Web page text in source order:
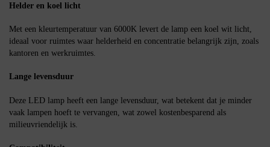
Helder en koel licht
Met een kleurtemperatuur van 6000K levert de lamp een koel wit licht,
ideaal voor ruimtes waar helderheid en concentratie belangrijk zijn, zoals
kantoren en werkruimtes.
Lange levensduur
Deze LED lamp heeft een lange levensduur, wat betekent dat je minder
vaak lampen hoeft te vervangen, wat zowel kostenbesparend als
milieuvriendelijk is.